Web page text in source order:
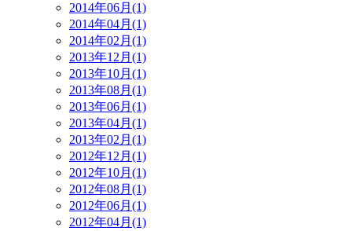
2014年06月(1)
2014年04月(1)
2014年02月(1)
2013年12月(1)
2013年10月(1)
2013年08月(1)
2013年06月(1)
2013年04月(1)
2013年02月(1)
2012年12月(1)
2012年10月(1)
2012年08月(1)
2012年06月(1)
2012年04月(1)